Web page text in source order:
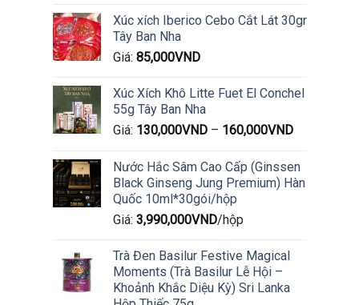
Xúc xích Iberico Cebo Cắt Lát 30gr
Tây Ban Nha
Giá: 85,000VND
Xúc Xích Khô Litte Fuet El Conchel
55g Tây Ban Nha
Giá: 130,000VND– 160,000VND
Nước Hắc Sâm Cao Cấp (Ginssen
Black Ginseng Jung Premium) Hàn
Quốc 10ml*30gói/hộp
Giá: 3,990,000VND/hộp
Trà Đen Basilur Festive Magical
Moments (Trà Basilur Lễ Hội –
Khoảnh Khắc Diệu Kỳ) Sri Lanka